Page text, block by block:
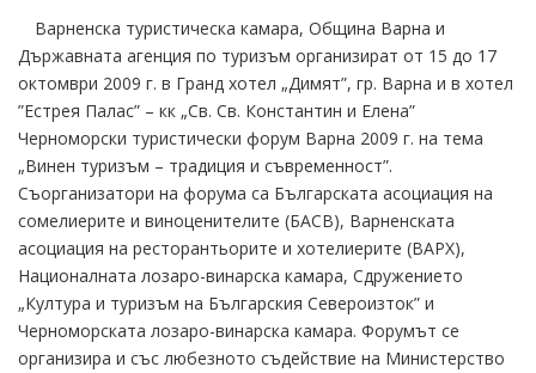
Варненска туристическа камара, Община Варна и
Държавната агенция по туризъм организират от 15 до 17
октомври 2009 г. в Гранд хотел „Димят”, гр. Варна и в хотел
”Естрея Палас” – кк „Св. Св. Константин и Елена”
Черноморски туристически форум Варна 2009 г. на тема
„Винен туризъм – традиция и съвременност”.
Съорганизатори на форума са Българската асоциация на
сомелиерите и виноценителите (БАСВ), Варненската
асоциация на ресторантьорите и хотелиерите (ВАРХ),
Националната лозаро-винарска камара, Сдружението
„Култура и туризъм на Българския Североизток” и
Черноморската лозаро-винарска камара. Форумът се
организира и със любезното съдействие на Министерство